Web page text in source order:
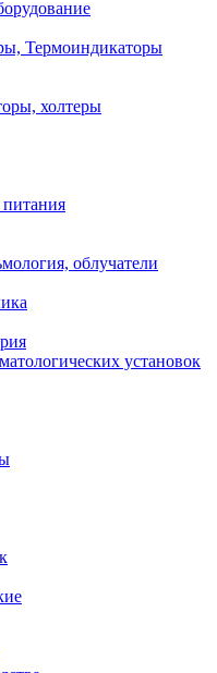
Термоиндикаторы
холтеры
облучатели
установок